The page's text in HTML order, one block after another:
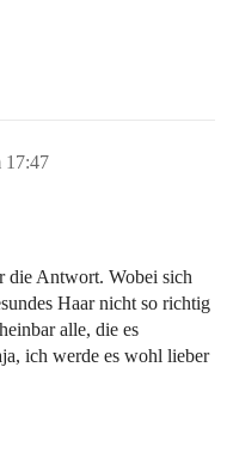
17:47
die Antwort. Wobei sich
Haar nicht so richtig
alle, die es
ich werde es wohl lieber